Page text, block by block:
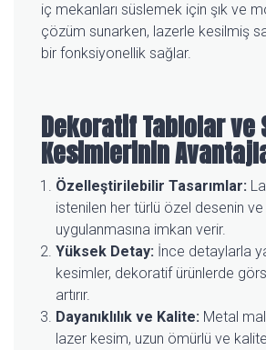
iç mekanları süslemek için şık ve
çözüm sunarken, lazerle kesilmiş
bir fonksiyonellik sağlar.
Dekoratif Tablolar ve
Kesimlerinin
Özelleştirilebilir Tasarımlar:
istenilen her türlü özel desenin ve
uygulanmasına imkan verir.
Yüksek Detay: İnce detaylarla
kesimler, dekoratif ürünlerde
artırır.
Dayanıklılık ve Kalite: Metal
lazer kesim, uzun ömürlü ve